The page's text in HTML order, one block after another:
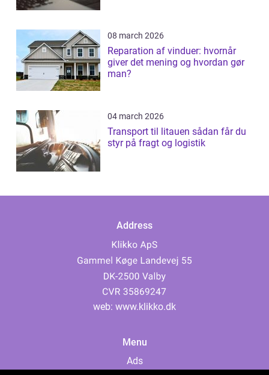
08 march 2026
Reparation af vinduer: hvornår
giver det mening og hvordan gør
man?
04 march 2026
Transport til litauen sådan får du
styr på fragt og logistik
Address
web: www.klikko.dk
Menu
Ads